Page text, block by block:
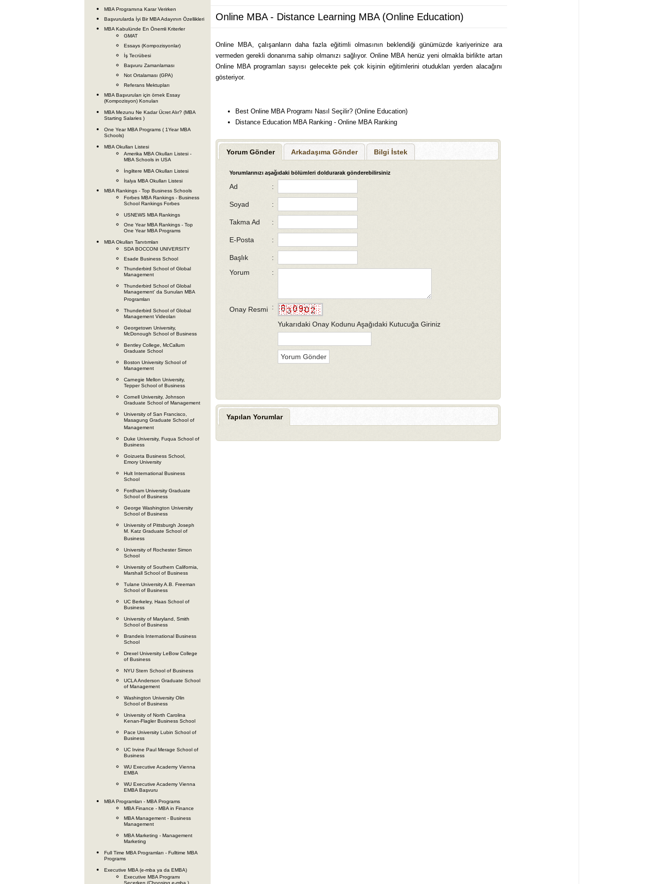
MBA Programına Karar Verirken
Başvurularda İyi Bir MBA Adayının Özellikleri
MBA Kabulünde En Önemli Kriterler
GMAT
Essays (Kompozisyonlar)
İş Tecrübesi
Başvuru Zamanlaması
Not Ortalaması (GPA)
Referans Mektupları
MBA Başvuruları için örnek Essay
(Kompozisyon) Konuları
MBA Mezunu Ne Kadar Ücret Alır? (MBA
Starting Salaries )
One Year MBA Programs ( 1Year MBA
Schools)
MBA Okulları Listesi
Amerika MBA Okulları Listesi -
MBA Schools in USA
İngiltere MBA Okulları Listesi
İtalya MBA Okulları Listesi
MBA Rankings - Top Business Schools
Forbes MBA Rankings - Business
School Rankings Forbes
USNEWS MBA Rankings
One Year MBA Rankings - Top
One Year MBA Programs
MBA Okulları Tanıtımları
SDA BOCCONI UNIVERSITY
Esade Business School
Thunderbird School of Global
Management
Thunderbird School of Global
Management' da Sunulan MBA
Programları
Thunderbird School of Global
Management Videoları
Georgetown University,
McDonough School of Business
Bentley College, McCallum
Graduate School
Boston University School of
Management
Carnegie Mellon University,
Tepper School of Business
Cornell University, Johnson
Graduate School of Management
University of San Francisco,
Masagung Graduate School of
Management
Duke University, Fuqua School of
Business
Goizueta Business School,
Emory University
Hult International Business
School
Fordham University Graduate
School of Business
George Washington University
School of Business
University of Pittsburgh Joseph
M. Katz Graduate School of
Business
University of Rochester Simon
School
University of Southern California,
Marshall School of Business
Tulane University A.B. Freeman
School of Business
UC Berkeley, Haas School of
Business
University of Maryland, Smith
School of Business
Brandeis International Business
School
Drexel University LeBow College
of Business
NYU Stern School of Business
UCLA Anderson Graduate School
of Management
Washington University Olin
School of Business
University of North Carolina
Kenan-Flagler Business School
Pace University Lubin School of
Business
UC Irvine Paul Merage School of
Business
WU Executive Academy Vienna
EMBA
WU Executive Academy Vienna
EMBA Başvuru
MBA Programları - MBA Programs
MBA Finance - MBA in Finance
MBA Management - Business
Management
MBA Marketing - Management
Marketing
Full Time MBA Programları - Fulltime MBA
Programs
Executive MBA (e-mba ya da EMBA)
Executive MBA Programı
Online MBA - Distance Learning MBA (Online Education)
Online MBA, çalışanların daha fazla eğitimli olmasının beklendiği günümüzde kariyerinize ara
vermeden gerekli donanıma sahip olmanızı sağlıyor. Online MBA henüz yeni olmakla birlikte artan
Online MBA programları sayısı gelecekte pek çok kişinin eğitimlerini otudukları yerden alacağını
gösteriyor.
Best Online MBA Programı Nasıl Seçilir? (Online Education)
Distance Education MBA Ranking - Online MBA Ranking
Yorum Gönder Arkadaşıma Gönder Bilgi İstek
Yorumlarınızı aşağıdaki bölümleri doldurarak gönderebilirsiniz
Ad :
Soyad :
Takma Ad :
E-Posta :
Başlık
:
Yorum
:
Onay Resmi :
Yukarıdaki Onay Kodunu Aşağıdaki Kutucuğa Giriniz
Yapılan Yorumlar